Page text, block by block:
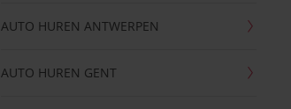
AUTO HUREN ANTWERPEN
AUTO HUREN GENT